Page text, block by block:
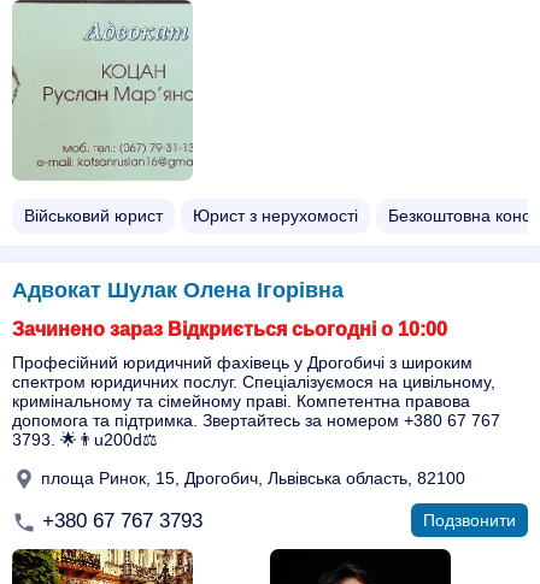
Військовий юрист Юрист з нерухомості Безкоштовна
Адвокат Шулак Олена Ігорівна
Зачинено зараз Відкриється сьогодні о 10:00
Професійний юридичний фахівець у Дрогобичі з широким
спектром юридичних послуг. Спеціалізуємося на цивільному,
кримінальному та сімейному праві. Компетентна правова
допомога та підтримка. Звертайтесь за номером +380 67 767
3793. 🌟👨u200d⚖️
площа Ринок, 15, Дрогобич, Львівська область, 82100
+380 67 767 3793 Подзвонити